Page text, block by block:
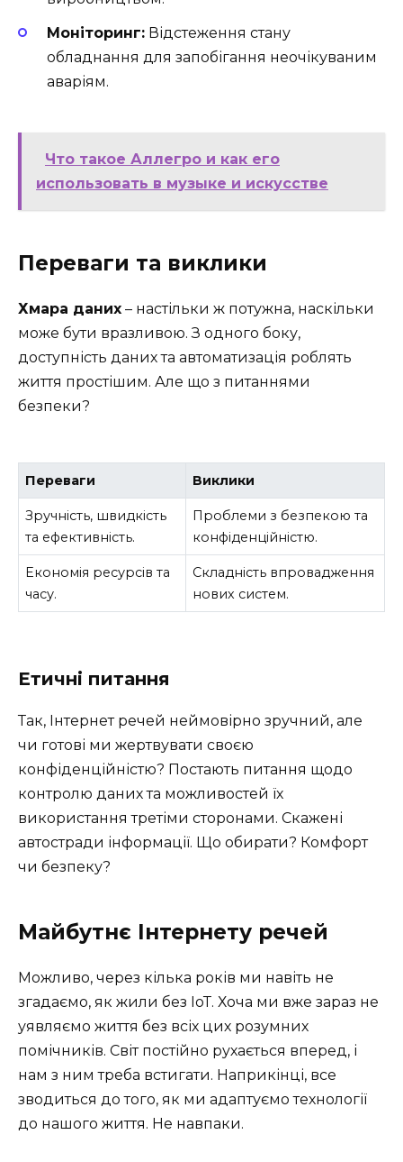
Моніторинг: Відстеження стану
обладнання для запобігання неочікуваним
аваріям.
Что такое Аллегро и как его
использовать в музыке и искусстве
Переваги та виклики
Хмара даних – настільки ж потужна, наскільки
може бути вразливою. З одного боку,
доступність даних та автоматизація роблять
життя простішим. Але що з питаннями
безпеки?
Переваги Виклики
Зручність, швидкість
та ефективність.
Проблеми з безпекою та
конфіденційністю.
Економія ресурсів та
часу.
Складність впровадження
нових систем.
Етичні питання
Так, Інтернет речей неймовірно зручний, але
чи готові ми жертвувати своєю
конфіденційністю? Постають питання щодо
контролю даних та можливостей їх
використання третіми сторонами. Скажені
автостради інформації. Що обирати? Комфорт
чи безпеку?
Майбутнє Інтернету речей
Можливо, через кілька років ми навіть не
згадаємо, як жили без ІоТ. Хоча ми вже зараз не
уявляємо життя без всіх цих розумних
помічників. Світ постійно рухається вперед, і
нам з ним треба встигати. Наприкінці, все
зводиться до того, як ми адаптуємо технології
до нашого життя. Не навпаки.